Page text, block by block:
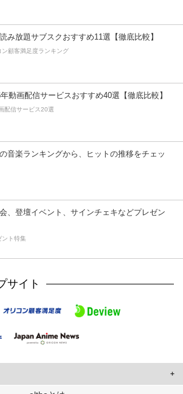
み放題サブスクおすすめ11選【徹底比較】
ン顧客満足度ランキング
動画配信サービスおすすめ40選【徹底比較】
配信サービス20選
音楽ランキングから、ヒットの推移をチェッ
、登壇イベント、サインチェキなどプレゼン
ント特集
サイト